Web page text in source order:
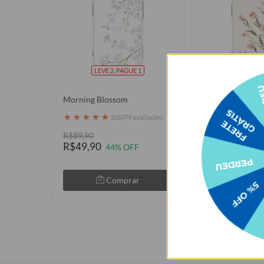
LEVE 2, PAGUE 1
Morning Blossom
★ ★ ★ ★ ★ 105079 avaliações
R$89,90
R$49,90 44% OFF
Comprar
LEVE 2,
Ramos Laterais
★★ ★★★
R$89,90
R$49,90 44%